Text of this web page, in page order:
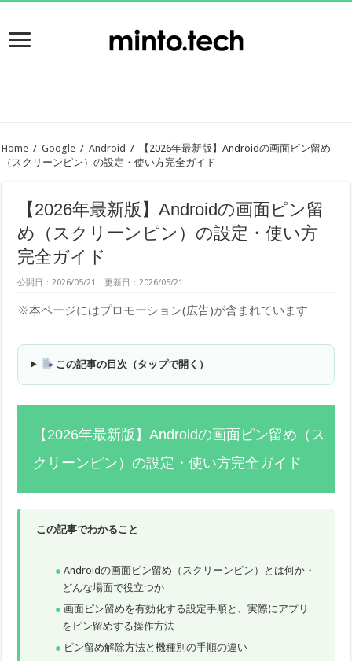
Home / Google / Android /
【2026年最新版】Androidの画面ピン留め
（スクリーンピン）の設定・使い方完全ガイド
【2026年最新版】Androidの画面ピン留
め（スクリーンピン）の設定・使い方
完全ガイド
公開日：2026/05/21 更新日：2026/05/21
※本ページにはプロモーション(広告)が含まれています
この記事の目次（タップで開く）
【2026年最新版】Androidの画面ピン留め（ス
クリーンピン）の設定・使い方完全ガイド
この記事でわかること
Androidの画面ピン留め（スクリーンピン）とは何か・
どんな場面で役立つか
画面ピン留めを有効化する設定手順と、実際にアプリ
をピン留めする操作方法
ピン留め解除方法と機種別の手順の違い